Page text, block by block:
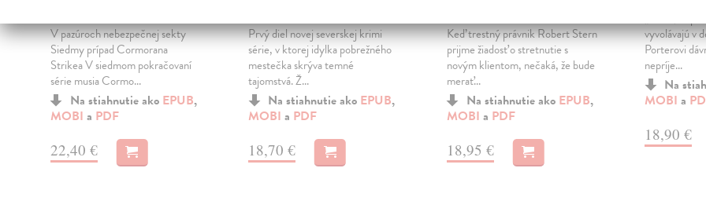
V pazúroch nebezpečnej sekty
Siedmy prípad Cormorana
Strikea V siedmom pokračovaní
série musia Cormo...
Na stiahnutie ako EPUB,
MOBI a PDF
22,40 €
Prvý diel novej severskej krimi
série, v ktorej idylka pobrežného
mestečka skrýva temné
tajomstvá. Ž...
Na stiahnutie ako EPUB,
MOBI a PDF
18,70 €
Keď trestný právnik Robert Stern
prijme žiadosť o stretnutie s
novým klientom, nečaká, že bude
merať...
Na stiahnutie ako EPUB,
MOBI a PDF
18,95 €
vyvolávajú v
Porterovi
nepríje...
Na
MOBI a
18,90 €